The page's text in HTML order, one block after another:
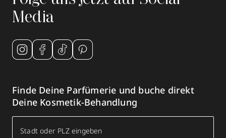
Media
Finde Deine Parfümerie und buche direkt
Deine Kosmetik-Behandlung